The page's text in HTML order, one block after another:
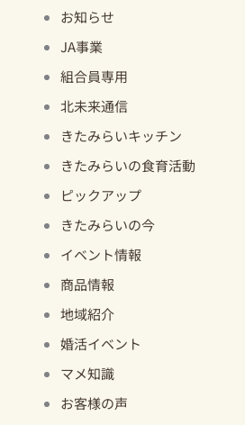
お知らせ
JA事業
組合員専用
北未来通信
きたみらいキッチン
きたみらいの食育活動
ピックアップ
きたみらいの今
イベント情報
商品情報
地域紹介
婚活イベント
マメ知識
お客様の声